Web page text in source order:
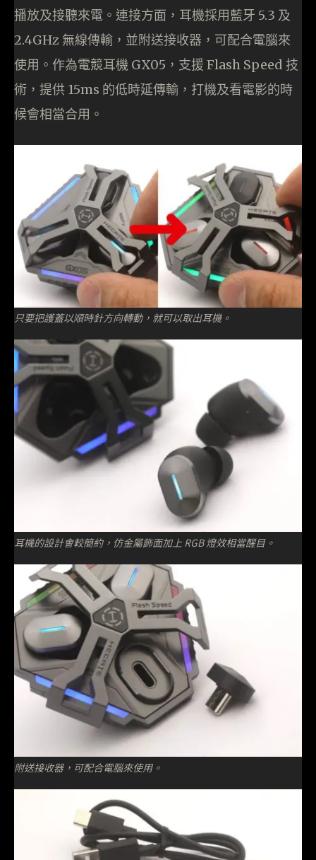
播放及接聽來電。連接方面，耳機採用藍牙 5.3 及
2.4GHz 無線傳輸，並附送接收器，可配合電腦來
使用。作為電競耳機 GX05，支援 Flash Speed 技
術，提供 15ms 的低時延傳輸，打機及看電影的時
候會相當合用。
只要把護蓋以順時針方向轉動，就可以取出耳機。
耳機的設計會較簡約，仿金屬飾面加上 RGB 燈效相當醒目。
附送接收器，可配合電腦來使用。